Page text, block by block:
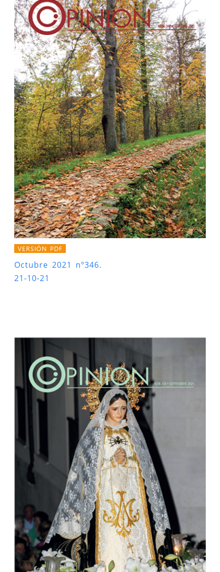
VERSIÓN PDF
Octubre 2021 nº346.
21-10-21